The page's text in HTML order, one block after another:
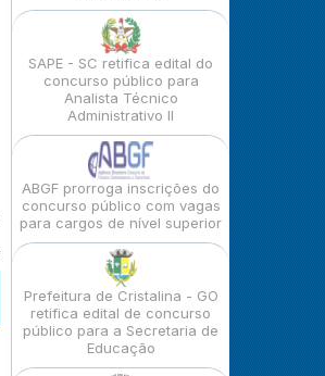
SAPE - SC retifica edital do
concurso público para
Analista Técnico
Administrativo II
ABGF prorroga inscrições do
concurso público com vagas
para cargos de nível superior
Prefeitura de Cristalina - GO
retifica edital de concurso
público para a Secretaria de
Educação